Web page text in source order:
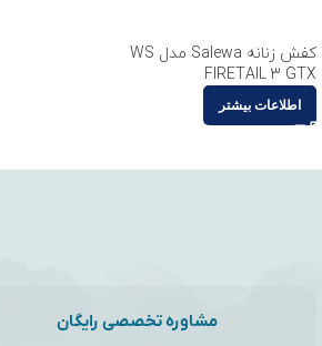
کفش زنانه Salewa مدل WS
FIRETAIL 3 GTX
اطلاعات بیشتر
مشاوره تخصصی رایگان